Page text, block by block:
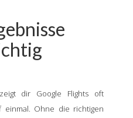
dir Google Flights oft
Ohne die richtigen